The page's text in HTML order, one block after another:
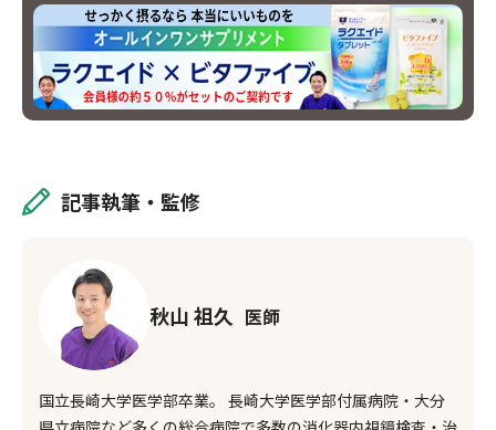
記事執筆・監修
秋山 祖久 医師
国立長崎大学医学部卒業。 長崎大学医学部付属病院・大分